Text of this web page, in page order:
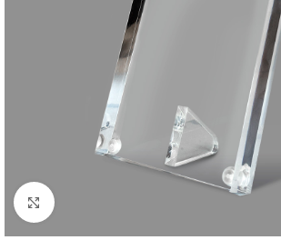
Haga clic para ampliar